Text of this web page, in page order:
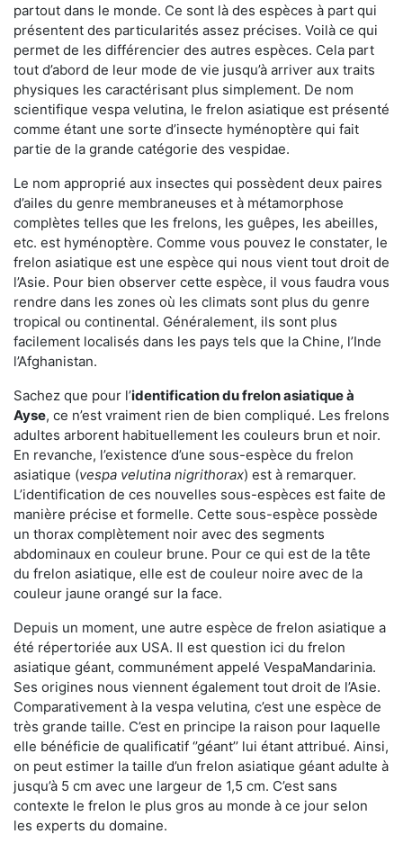
partout dans le monde. Ce sont là des espèces à part qui
présentent des particularités assez précises. Voilà ce qui
permet de les différencier des autres espèces. Cela part
tout d’abord de leur mode de vie jusqu’à arriver aux traits
physiques les caractérisant plus simplement. De nom
scientifique vespa velutina, le frelon asiatique est présenté
comme étant une sorte d’insecte hyménoptère qui fait
partie de la grande catégorie des vespidae.
Le nom approprié aux insectes qui possèdent deux paires
d’ailes du genre membraneuses et à métamorphose
complètes telles que les frelons, les guêpes, les abeilles,
etc. est hyménoptère. Comme vous pouvez le constater, le
frelon asiatique est une espèce qui nous vient tout droit de
l’Asie. Pour bien observer cette espèce, il vous faudra vous
rendre dans les zones où les climats sont plus du genre
tropical ou continental. Généralement, ils sont plus
facilement localisés dans les pays tels que la Chine, l’Inde
l’Afghanistan.
Sachez que pour l’identification du frelon asiatiqueà
Ayse, ce n’est vraiment rien de bien compliqué. Les frelons
adultes arborent habituellement les couleurs brun et noir.
En revanche, l’existence d’une sous-espèce du frelon
asiatique (vespa velutina nigrithorax) est à remarquer.
L’identification de ces nouvelles sous-espèces est faite de
manière précise et formelle. Cette sous-espèce possède
un thorax complètement noir avec des segments
abdominaux en couleur brune. Pour ce qui est de la tête
du frelon asiatique, elle est de couleur noire avec de la
couleur jaune orangé sur la face.
Depuis un moment, une autre espèce de frelon asiatique a
été répertoriée aux USA. Il est question ici du frelon
asiatique géant, communément appelé VespaMandarinia.
Ses origines nous viennent également tout droit de l’Asie.
Comparativement à la vespa velutina, c’est une espèce de
très grande taille. C’est en principe la raison pour laquelle
elle bénéficie de qualificatif ‘’géant’’ lui étant attribué. Ainsi,
on peut estimer la taille d’un frelon asiatique géant adulte à
jusqu’à 5 cm avec une largeur de 1,5 cm. C’est sans
contexte le frelon le plus gros au monde à ce jour selon
les experts du domaine.